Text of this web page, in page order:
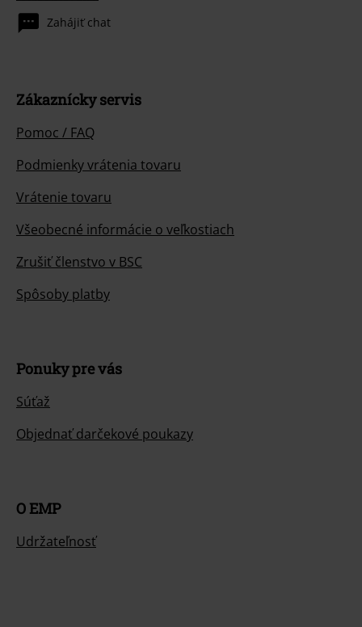
Zahájiť chat
Zákaznícky servis
Pomoc / FAQ
Podmienky vrátenia tovaru
Vrátenie tovaru
Všeobecné informácie o veľkostiach
Zrušiť členstvo v BSC
Spôsoby platby
Ponuky pre vás
Súťaž
Objednať darčekové poukazy
O EMP
Udržateľnosť